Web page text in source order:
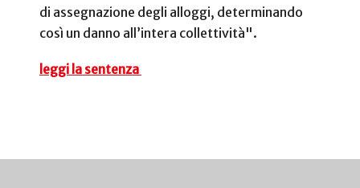
di assegnazione degli alloggi, determinando
così un danno all’intera collettività".
leggi la sentenza